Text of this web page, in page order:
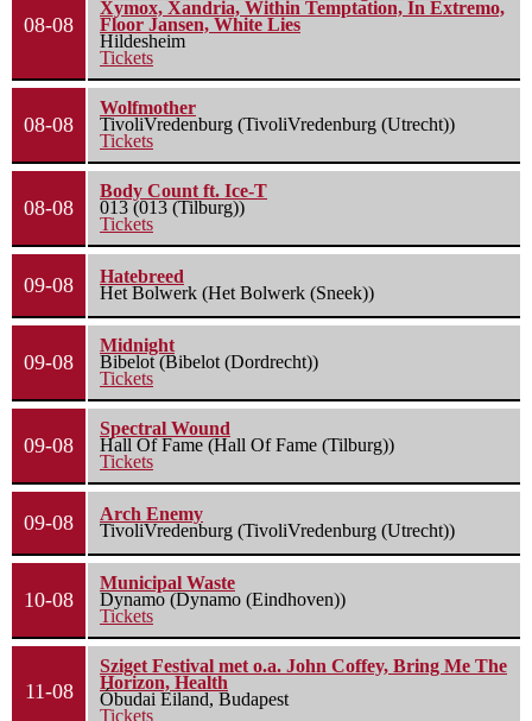
08-08
Xymox, Xandria, Within Temptation, In Extremo,
Floor Jansen, White Lies
Hildesheim
Tickets
08-08
Wolfmother
TivoliVredenburg (TivoliVredenburg (Utrecht))
Tickets
08-08
Body Count ft. Ice-T
013 (013 (Tilburg))
Tickets
09-08
Hatebreed
Het Bolwerk (Het Bolwerk (Sneek))
09-08
Midnight
Bibelot (Bibelot (Dordrecht))
Tickets
09-08
Spectral Wound
Hall Of Fame (Hall Of Fame (Tilburg))
Tickets
09-08
Arch Enemy
TivoliVredenburg (TivoliVredenburg (Utrecht))
10-08
Municipal Waste
Dynamo (Dynamo (Eindhoven))
Tickets
11-08
Sziget Festival met o.a. John Coffey, Bring Me The
Horizon, Health
Óbudai Eiland, Budapest
Tickets